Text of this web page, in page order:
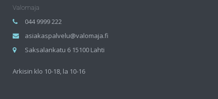
Valomaja
044 9999 222
asiakaspalvelu@valomaja.fi
Saksalankatu 6 15100 Lahti
Arkisin klo 10-18, la 10-16